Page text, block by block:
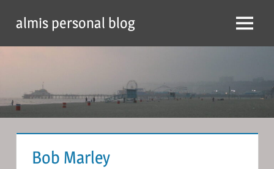
content
almis personal blog Menu
Bob Marley